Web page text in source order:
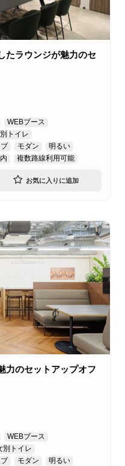
たラウンジが魅力のセ
WEBブース
トイレ
モダン
明るい
複数路線利用可能
力のセットアップオフ
WEBブース
別トイレ
モダン
明るい